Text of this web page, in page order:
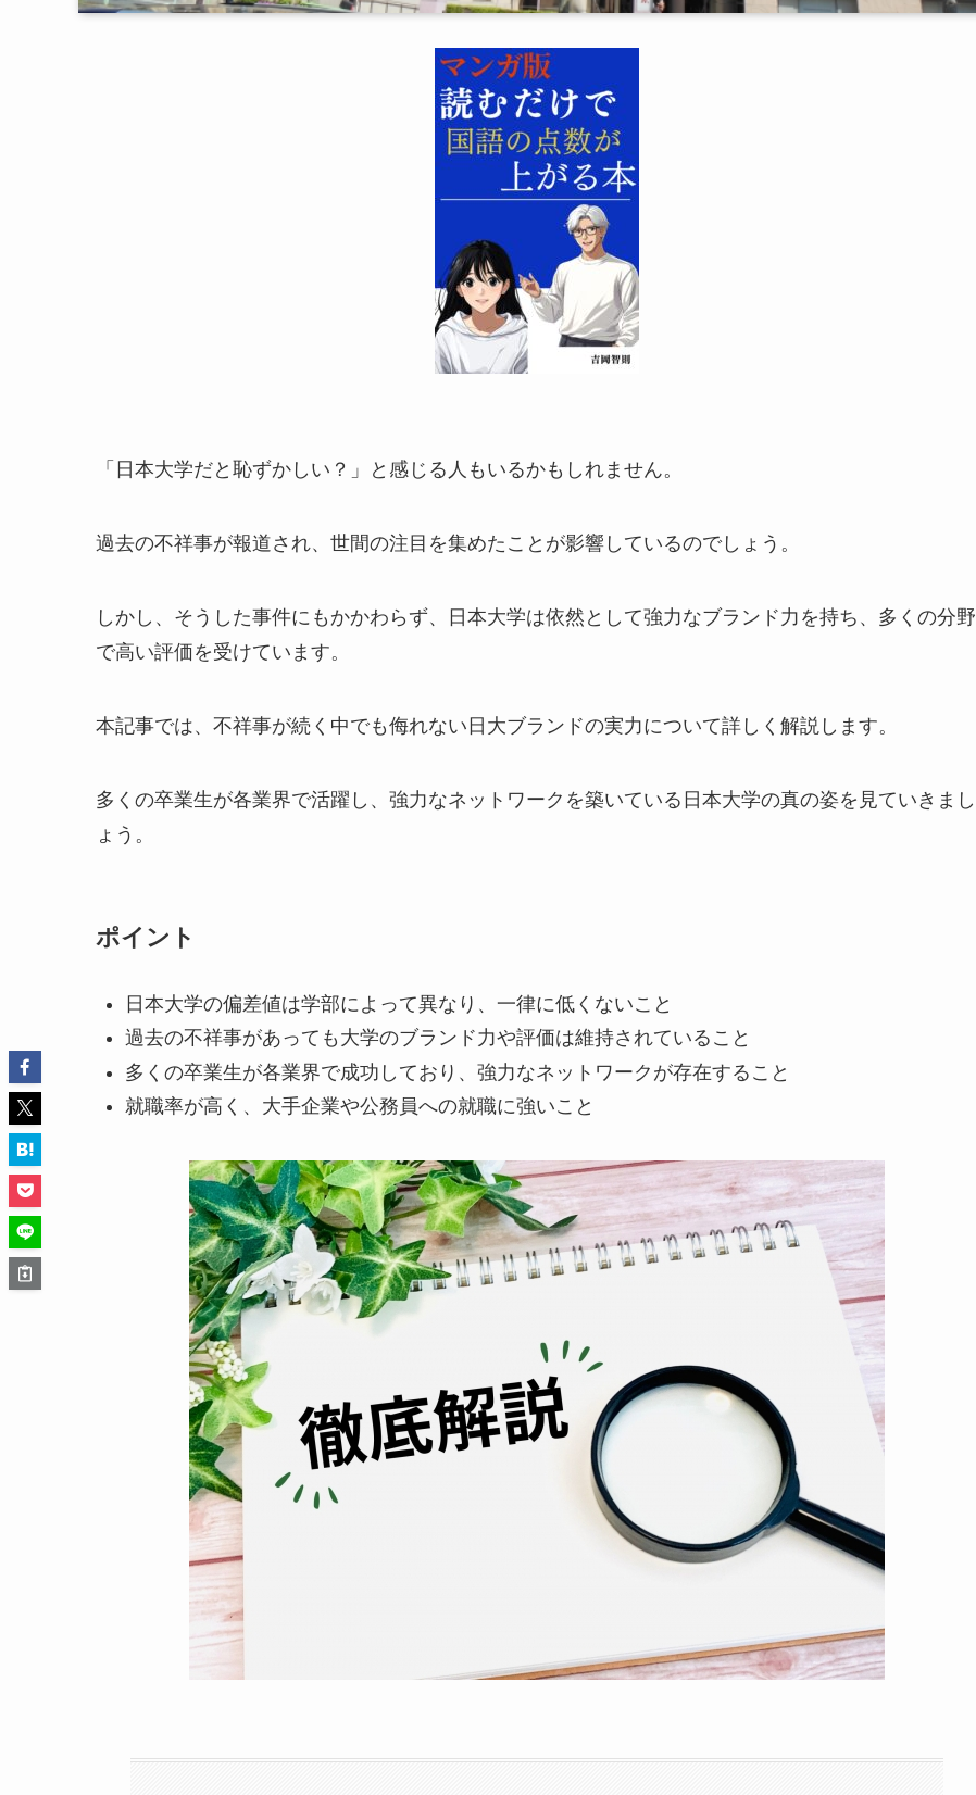
「日本大学だと恥ずかしい？」と感じる人もいるかもしれません。
過去の不祥事が報道され、世間の注目を集めたことが影響しているのでしょう。
しかし、そうした事件にもかかわらず、日本大学は依然として強力なブランド力を持ち、多くの分野
で高い評価を受けています。
本記事では、不祥事が続く中でも侮れない日大ブランドの実力について詳しく解説します。
多くの卒業生が各業界で活躍し、強力なネットワークを築いている日本大学の真の姿を見ていきまし
ょう。
ポイント
日本大学の偏差値は学部によって異なり、一律に低くないこと
過去の不祥事があっても大学のブランド力や評価は維持されていること
多くの卒業生が各業界で成功しており、強力なネットワークが存在すること
就職率が高く、大手企業や公務員への就職に強いこと